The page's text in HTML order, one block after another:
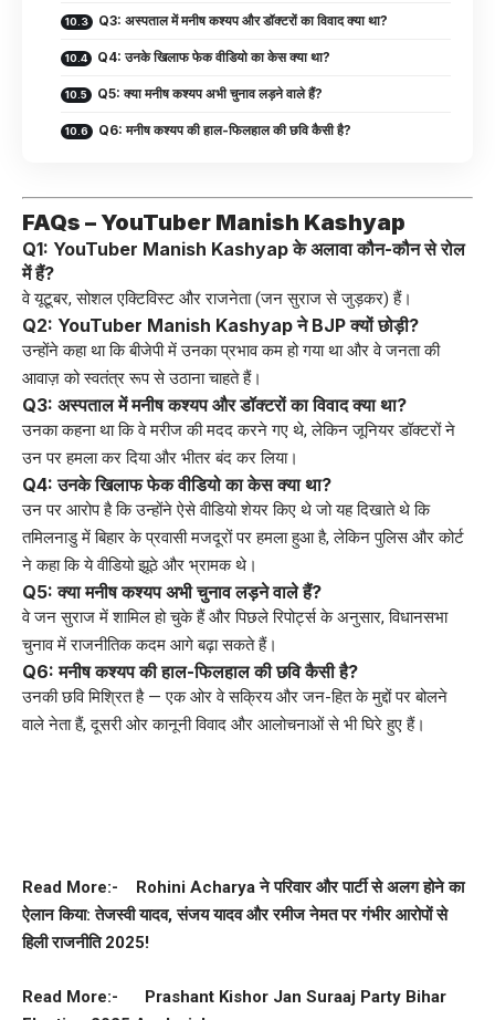
Q3: अस्पताल में मनीष कश्यप और डॉक्टरों का विवाद क्या था?
Q4: उनके खिलाफ फेक वीडियो का केस क्या था?
Q5: क्या मनीष कश्यप अभी चुनाव लड़ने वाले हैं?
Q6: मनीष कश्यप की हाल-फिलहाल की छवि कैसी है?
FAQs – YouTuber Manish Kashyap
Q1: YouTuber Manish Kashyap के अलावा कौन-कौन से रोल
में हैं?
वे यूटूबर, सोशल एक्टिविस्ट और राजनेता (जन सुराज से जुड़कर) हैं।
Q2: YouTuber Manish Kashyap ने BJP क्यों छोड़ी?
उन्होंने कहा था कि बीजेपी में उनका प्रभाव कम हो गया था और वे जनता की
आवाज़ को स्वतंत्र रूप से उठाना चाहते हैं।
Q3: अस्पताल में मनीष कश्यप और डॉक्टरों का विवाद क्या था?
उनका कहना था कि वे मरीज की मदद करने गए थे, लेकिन जूनियर डॉक्टरों ने
उन पर हमला कर दिया और भीतर बंद कर लिया।
Q4: उनके खिलाफ फेक वीडियो का केस क्या था?
उन पर आरोप है कि उन्होंने ऐसे वीडियो शेयर किए थे जो यह दिखाते थे कि
तमिलनाडु में बिहार के प्रवासी मजदूरों पर हमला हुआ है, लेकिन पुलिस और कोर्ट
ने कहा कि ये वीडियो झूठे और भ्रामक थे।
Q5: क्या मनीष कश्यप अभी चुनाव लड़ने वाले हैं?
वे जन सुराज में शामिल हो चुके हैं और पिछले रिपोर्ट्स के अनुसार, विधानसभा
चुनाव में राजनीतिक कदम आगे बढ़ा सकते हैं।
Q6: मनीष कश्यप की हाल-फिलहाल की छवि कैसी है?
उनकी छवि मिश्रित है — एक ओर वे सक्रिय और जन-हित के मुद्दों पर बोलने
वाले नेता हैं, दूसरी ओर कानूनी विवाद और आलोचनाओं से भी घिरे हुए हैं।
Read More:- Rohini Acharya ने परिवार और पार्टी से अलग होने का
ऐलान किया: तेजस्वी यादव, संजय यादव और रमीज नेमत पर गंभीर आरोपों से
हिली राजनीति 2025!
Read More:- Prashant Kishor Jan Suraaj Party Bihar